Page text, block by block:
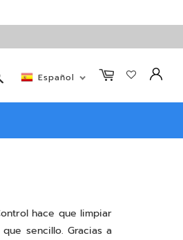
Buscar Español
hace que limpiar
sencillo. Gracias a